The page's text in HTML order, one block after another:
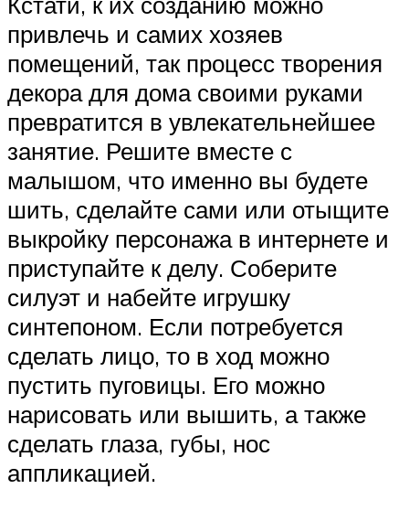
привлечь и самих хозяев
помещений, так процесс творения
декора для дома своими руками
превратится в увлекательнейшее
занятие. Решите вместе с
малышом, что именно вы будете
шить, сделайте сами или отыщите
выкройку персонажа в интернете и
приступайте к делу. Соберите
силуэт и набейте игрушку
синтепоном. Если потребуется
сделать лицо, то в ход можно
пустить пуговицы. Его можно
нарисовать или вышить, а также
сделать глаза, губы, нос
аппликацией.